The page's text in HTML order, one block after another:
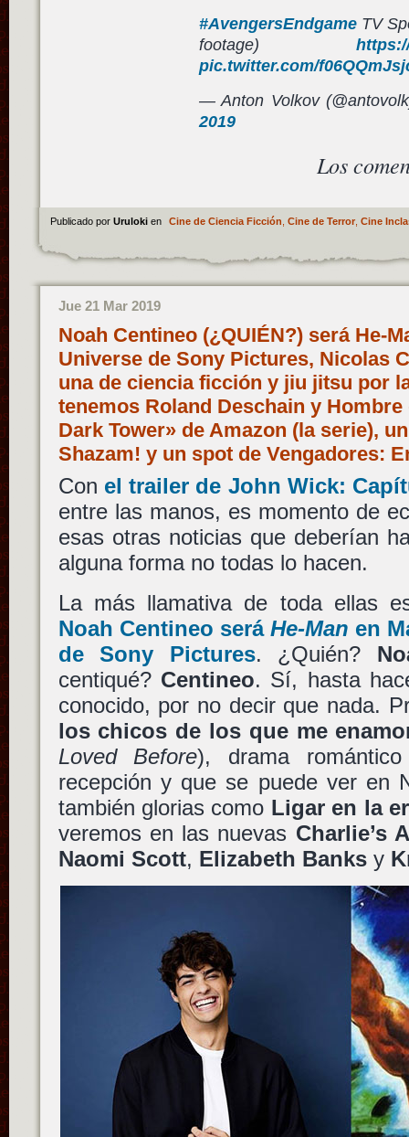
#AvengersEndgame TV
footage)
pic.twitter.com/
— Anton Volkov
2019
Los
Publicado por Uruloki en Cine de Ciencia Ficción Cine de Terror, Cine
Jue 21 Mar 2019
Noah Centineo (¿QUIÉN?) será He-
Universe de Sony Pictures, Nicolas
una de ciencia ficción y jiu jitsu por
tenemos Roland Deschain y Hombre
Dark Tower» de Amazon (la serie),
Shazam! y un spot de Vengadores:
Con el trailer de John Wick:
entre las manos, es momento de
esas otras noticias que deberían
alguna forma no todas lo hacen.
La más llamativa de toda ellas
Noah Centineo será He-Man en
deSony Pictures. ¿Quién?
centiqué? Centineo. Sí, hasta
conocido, por no decir que nada.
los chicos de los que me
Loved Before), drama
recepción y que se puede ver en
también glorias como Ligar en la
veremos en las nuevas Charlie’s
Naomi Scott, Elizabeth Banksy